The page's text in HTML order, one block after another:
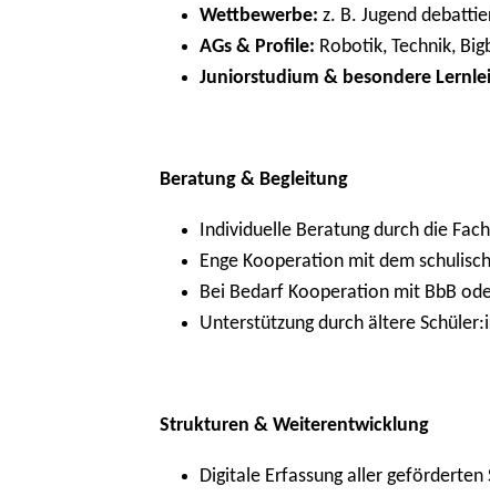
Wettbewerbe: z. B. Jugend
AGs & Profile: Robotik, Technik,
Juniorstudium & besondere
Beratung & Begleitung
Individuelle Beratung durch die
Enge Kooperation mit dem
Bei Bedarf Kooperation mit BbB
Unterstützung durch ältere
Strukturen & Weiterentwicklung
Digitale Erfassung aller